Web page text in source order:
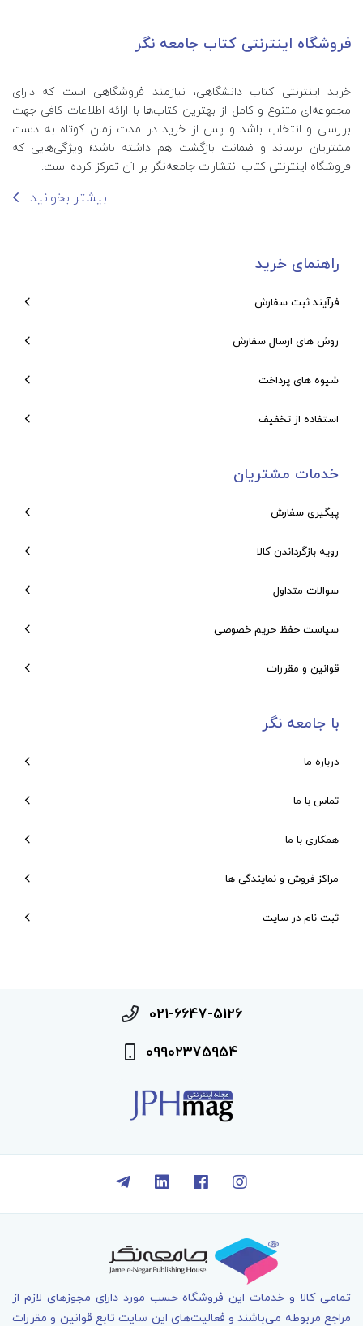
فروشگاه اینترنتی کتاب جامعه نگر
خرید اینترنتی کتاب‌ دانشگاهی، نیازمند فروشگاهی است که دارای
مجموعه‌ای متنوع و کامل از بهترین کتاب‌ها با ارائه اطلاعات کافی جهت
بررسی و انتخاب باشد و پس از خرید در مدت زمان کوتاه به دست
مشتریان برساند و ضمانت بازگشت هم داشته باشد؛ ویژگی‌هایی که
فروشگاه اینترنتی کتاب انتشارات جامعه‌نگر بر آن تمرکز کرده است.
بیشتر بخوانید
راهنمای خرید
فرآیند ثبت سفارش
روش های ارسال سفارش
شیوه های پرداخت
استفاده از تخفیف
خدمات مشتریان
پیگیری سفارش
رویه بازگرداندن کالا
سوالات متداول
سیاست حفظ حریم خصوصی
قوانین و مقررات
با جامعه نگر
درباره ما
تماس با ما
همکاری با ما
مراکز فروش و نمایندگی ها
ثبت نام در سایت
021-6647-5126
09902375954
تمامی کالا و خدمات اين فروشگاه حسب مورد دارای مجوزهای لازم از
مراجع مربوطه می‌باشند و فعاليت‌های اين سايت تابع قوانين و مقررات